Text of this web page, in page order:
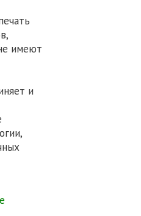
имеют
и